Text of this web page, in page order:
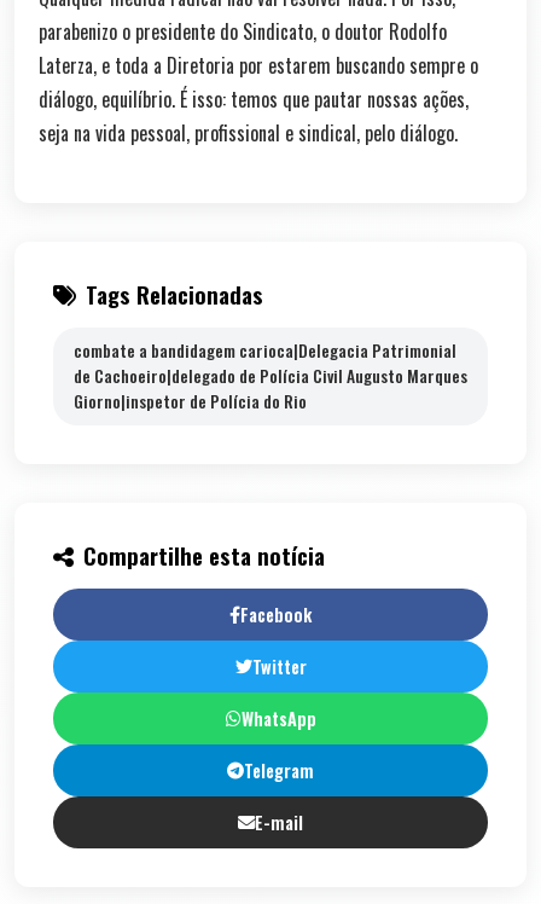
parabenizo o presidente do Sindicato, o doutor Rodolfo
Laterza, e toda a Diretoria por estarem buscando sempre o
diálogo, equilíbrio. É isso: temos que pautar nossas ações,
seja na vida pessoal, profissional e sindical, pelo diálogo.
Tags Relacionadas
combate a bandidagem carioca|Delegacia Patrimonial
de Cachoeiro|delegado de Polícia Civil Augusto Marques
Giorno|inspetor de Polícia do Rio
Compartilhe esta notícia
Facebook
Twitter
WhatsApp
Telegram
E-mail